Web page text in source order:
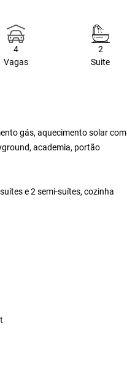
4
Vagas
2
Suite
gás, aquecimento solar com
academia, portão
e 2 semi-suítes, cozinha